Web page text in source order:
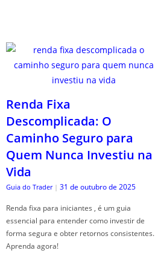
Renda Fixa
Descomplicada: O
Caminho Seguro para
Quem Nunca Investiu na
Vida
Guia do Trader | 31 de outubro de 2025
Renda fixa para iniciantes , é um guia
essencial para entender como investir de
forma segura e obter retornos consistentes.
Aprenda agora!